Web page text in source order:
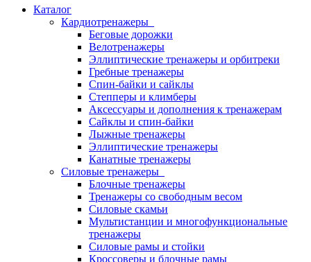
Каталог
Кардиотренажеры
Беговые дорожки
Велотренажеры
Эллиптические тренажеры и орбитреки
Гребные тренажеры
Спин-байки и сайклы
Степперы и климберы
Аксессуары и дополнения к тренажерам
Сайклы и спин-байки
Лыжные тренажеры
Эллиптические тренажеры
Канатные тренажеры
Силовые тренажеры
Блочные тренажеры
Тренажеры со свободным весом
Силовые скамьи
Мультистанции и многофункциональные
тренажеры
Силовые рамы и стойки
Кроссоверы и блочные рамы